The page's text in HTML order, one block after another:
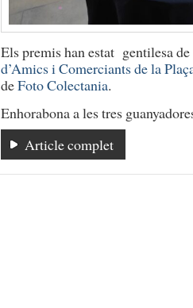
Els premis han estat gentilesa de
d’Amics i Comerciants de la
deFoto Colectania.
Enhorabona a les tres
Article complet